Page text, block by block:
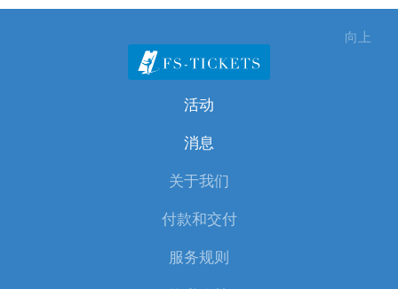
向上
活动
消息
关于我们
付款和交付
服务规则